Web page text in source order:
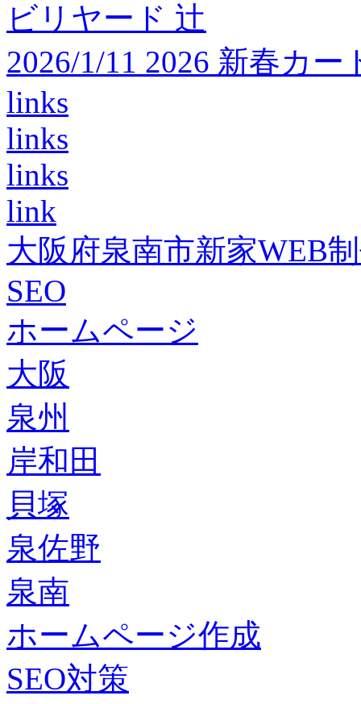
ビリヤード 辻
2026/1/11 2026 新春カ
links
links
links
link
大阪府泉南市新家WEB
SEO
ホームページ
大阪
泉州
岸和田
貝塚
泉佐野
泉南
ホームページ作成
SEO対策